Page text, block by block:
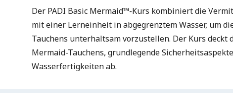
Der PADI Basic Mermaid™-Kurs kombiniert die
mit einer Lerneinheit in abgegrenztem Wasser, um
Tauchens unterhaltsam vorzustellen. Der Kurs
Mermaid-Tauchens, grundlegende
Wasserfertigkeiten ab.